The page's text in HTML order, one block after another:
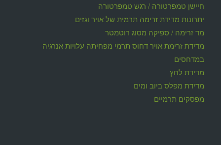
חיישן טמפרטורה / רגש טמפרטורה
יתרונות מדידת זרימה תרמית של אויר וגזים
מד זרימה / ספיקה מסוג רוטמטר
מדידת זרימת אויר דחוס תרמי מפחיתה עלויות אנרגיה
במדחסים
מדידת לחץ
מדידת מפלס ביוב ומים
מפסקים תרמיים